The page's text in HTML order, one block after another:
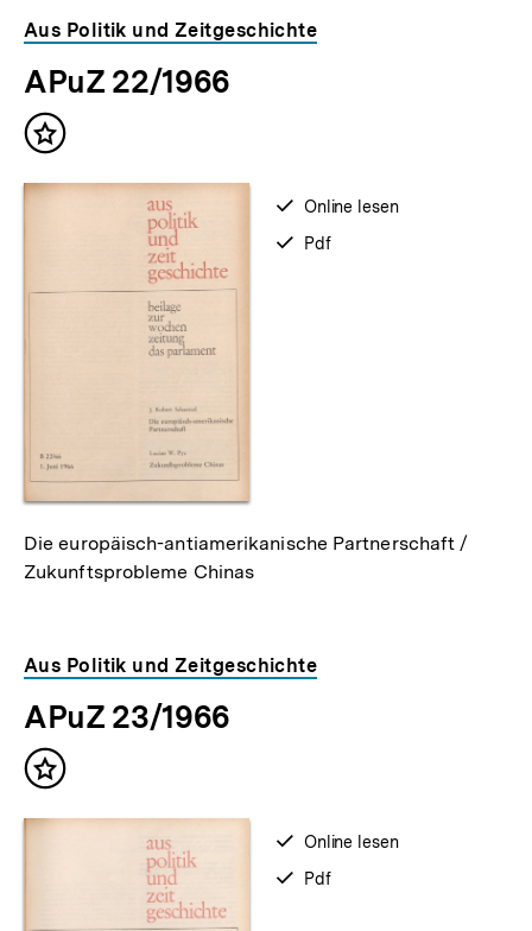
Aus Politik und Zeitgeschichte
APuZ 22/1966
Inhalt
verfügbar
Online lesen
verfügbar
Pdf
Die europäisch-antiamerikanische Partnerschaft /
Zukunftsprobleme Chinas
Aus Politik und Zeitgeschichte
APuZ 23/1966
Inhalt
verfügbar
Online lesen
verfügbar
Pdf